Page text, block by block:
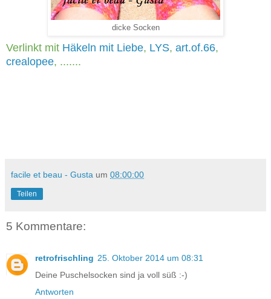
dicke Socken
Verlinkt mit Häkeln mit Liebe, LYS, art.of.66,
crealopee, .......
facile et beau - Gusta um 08:00:00
Teilen
5 Kommentare:
retrofrischling 25. Oktober 2014 um 08:31
Deine Puschelsocken sind ja voll süß :-)
Antworten